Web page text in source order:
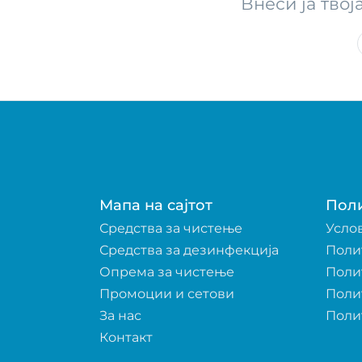
Мапа на сајтот
Средства за чистење
Средства за дезинфекција
Опрема за чистење
Промоции и сетови
За нас
Контакт